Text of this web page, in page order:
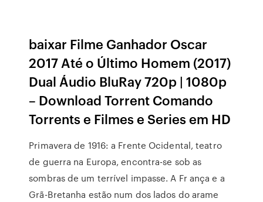
baixar Filme Ganhador Oscar
2017 Até o Último Homem (2017)
Dual Áudio BluRay 720p | 1080p
– Download Torrent Comando
Torrents e Filmes e Series em HD
Primavera de 1916: a Frente Ocidental, teatro
de guerra na Europa, encontra-se sob as
sombras de um terrível impasse. A Fr ança e a
Grã-Bretanha estão num dos lados do arame